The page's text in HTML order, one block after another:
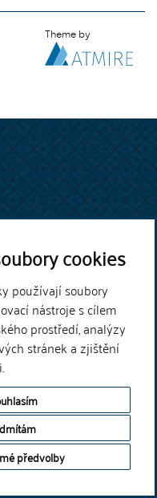
cookies
používají soubory
nástroje s cílem
prostředí, analýzy
stránek a zjištění
předvolby
Theme by